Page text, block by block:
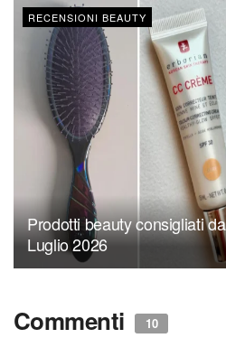
RECENSIONI BEAUTY
Prodotti beauty consigliati
Luglio 2026
Commenti 10